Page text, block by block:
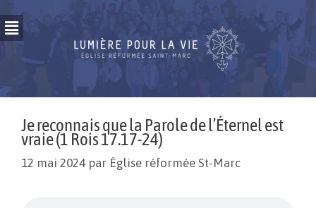
Je reconnais que la Parole de l’Éternel est
vraie (1 Rois 17.17-24)
12 mai 2024 par Église réformée St-Marc